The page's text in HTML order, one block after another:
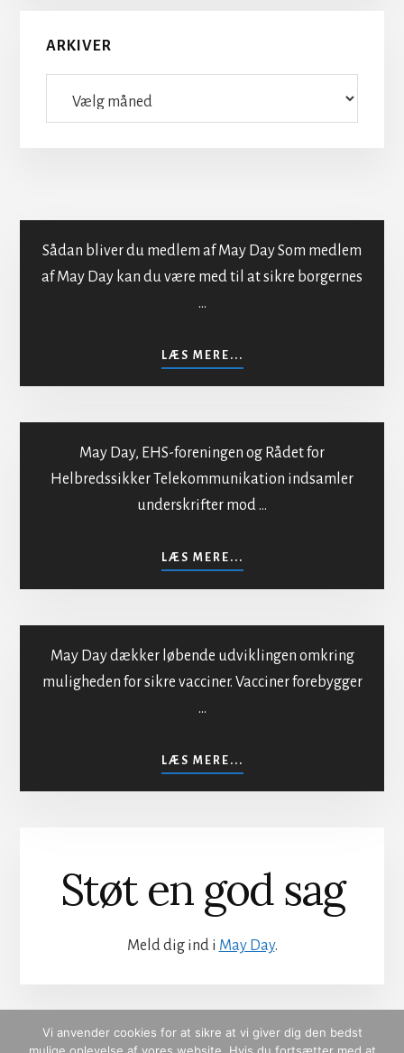
ARKIVER
Sådan bliver du medlem af May Day Som medlem
af May Day kan du være med til at sikre borgernes
…
LÆS MERE...
INDMELDELSE
befolkningen
May Day, EHS-foreningen og Rådet for
Helbredssikker Telekommunikation indsamler
underskrifter mod …
LÆS MERE...
MOD
BESTRÅLING
May Day dækker løbende udviklingen omkring
muligheden for sikre vacciner. Vacciner forebygger
…
LÆS MERE...
SIKKER
VACCINATION
Støt en god sag
Meld dig ind i May Day.
Vi anvender cookies for at sikre at vi giver dig den bedst